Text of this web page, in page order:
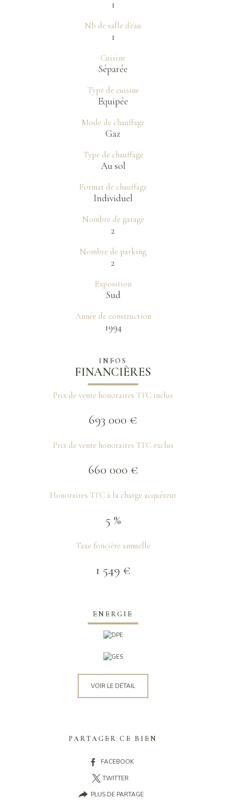
1
Nb de salle d'eau
1
Cuisine
Séparée
Type de cuisine
Equipée
Mode de chauffage
Gaz
Type de chauffage
Au sol
Format de chauffage
Individuel
Nombre de garage
2
Nombre de parking
2
Exposition
Sud
Année de construction
1994
INFOS
FINANCIÈRES
Prix de vente honoraires TTC inclus
693 000 €
Prix de vente honoraires TTC exclus
660 000 €
Honoraires TTC à la charge acquéreur
5 %
Taxe foncière annuelle
1 549 €
ENERGIE
VOIR LE DÉTAIL
PARTAGER CE BIEN
FACEBOOK
TWITTER
PLUS DE PARTAGE